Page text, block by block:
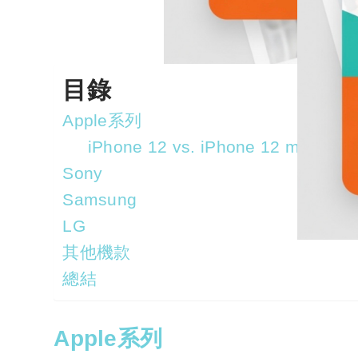
目錄
Apple系列
iPhone 12 vs. iPhone 12 mini 詳
Sony
Samsung
LG
其他機款
總結
Apple系列